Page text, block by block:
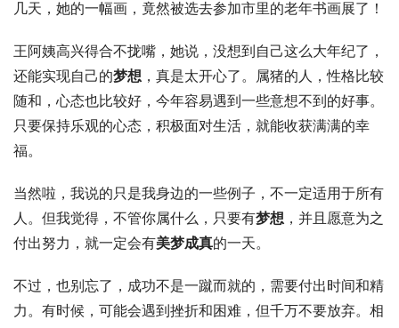
几天，她的一幅画，竟然被选去参加市里的老年书画展了！
王阿姨高兴得合不拢嘴，她说，没想到自己这么大年纪了，
还能实现自己的梦想 ，真是太开心了。属猪的人，性格比较
随和，心态也比较好，今年容易遇到一些意想不到的好事。
只要保持乐观的心态，积极面对生活，就能收获满满的幸
福。
当然啦，我说的只是我身边的一些例子，不一定适用于所有
人。但我觉得，不管你属什么，只要有梦想 ，并且愿意为之
付出努力，就一定会有美梦成真的一天。
不过，也别忘了，成功不是一蹴而就的，需要付出时间和精
力。有时候，可能会遇到挫折和困难，但千万不要放弃。相